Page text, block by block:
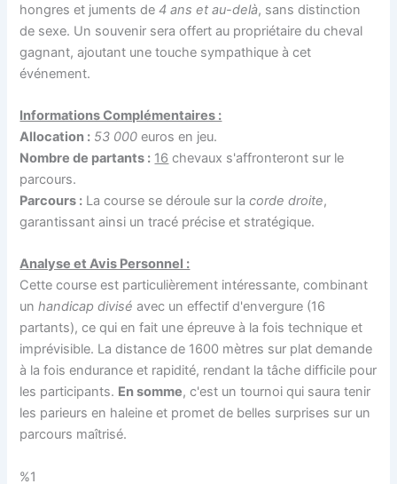
hongres et juments de4 ans et au-delà, sans distinction
de sexe. Un souvenir sera offert au propriétaire du cheval
gagnant, ajoutant une touche sympathique à cet
événement.
Informations Complémentaires :
Allocation : 53 000 euros en jeu.
Nombre de partants : 16 chevaux s'affronteront sur le
parcours.
Parcours : La course se déroule sur lacorde droite,
garantissant ainsi un tracé précise et stratégique.
Analyse et Avis Personnel :
Cette course est particulièrement intéressante, combinant
unhandicap divisé avec un effectif d'envergure (16
partants), ce qui en fait une épreuve à la fois technique et
imprévisible. La distance de 1600 mètres sur plat demande
à la fois endurance et rapidité, rendant la tâche difficile pour
les participants. En somme, c'est un tournoi qui saura tenir
les parieurs en haleine et promet de belles surprises sur un
parcours maîtrisé.
%1